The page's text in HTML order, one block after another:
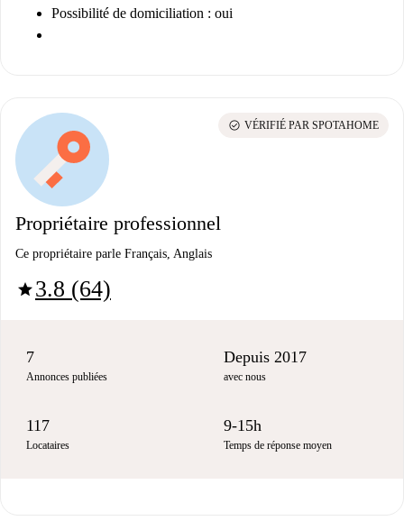
Possibilité de domiciliation : oui
Propriétaire professionnel
Ce propriétaire parle Français, Anglais
star3.8 (64)
check_circle VÉRIFIÉ PAR SPOTAHOME
7
Annonces publiées
Depuis 2017
avec nous
117
Locataires
9-15h
Temps de réponse moyen